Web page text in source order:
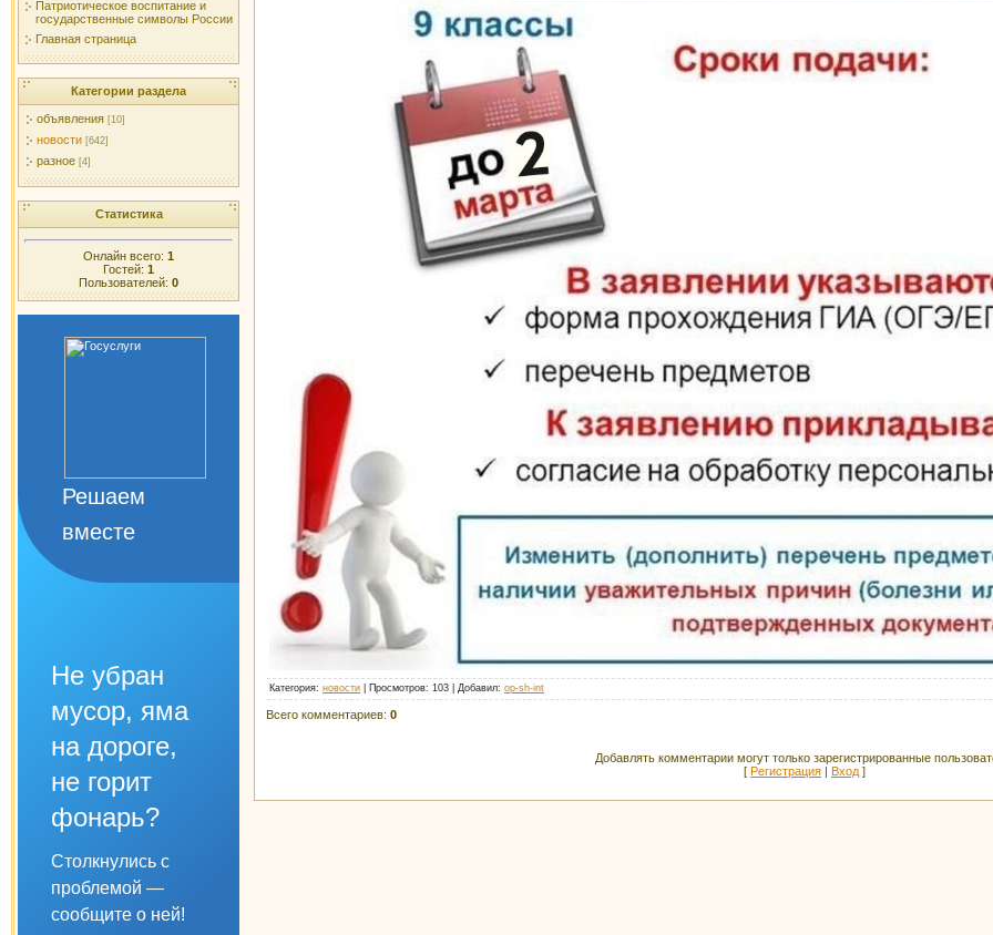
Патриотическое воспитание и
государственные символы России
Главная страница
Категории раздела
объявления [10]
новости [642]
разное [4]
Статистика
Онлайн всего: 1
Гостей: 1
Пользователей: 0
Решаем
вместе
Не убран
мусор, яма
на дороге,
не горит
фонарь?
Столкнулись с
проблемой —
сообщите о ней!
Категория: новости Просмотров: 103 | Добавил: op-sh-int
Всего комментариев: 0
Добавлять комментарии могут только зарегистрированные
[ Регистрация | Вход ]